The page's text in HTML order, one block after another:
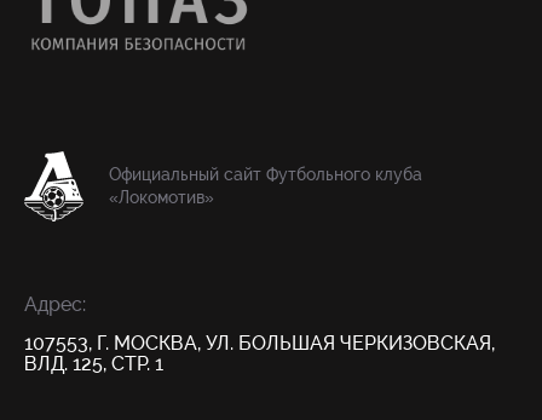
Официальный сайт Футбольного клуба
«Локомотив»
Адрес:
107553, Г. МОСКВА, УЛ. БОЛЬШАЯ ЧЕРКИЗОВСКАЯ,
ВЛД. 125, СТР. 1